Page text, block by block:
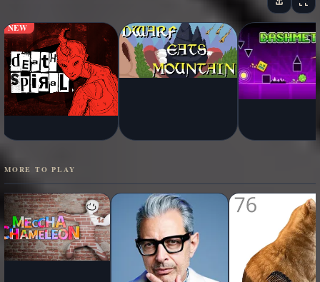
NEW
MORE TO PLAY